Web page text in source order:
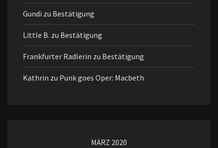
Gundi zu Bestätigung
Little B. zu Bestätigung
Frankfurter Radlerin zu Bestätigung
Kathrin zu Punk goes Oper: Macbeth
MÄRZ 2020